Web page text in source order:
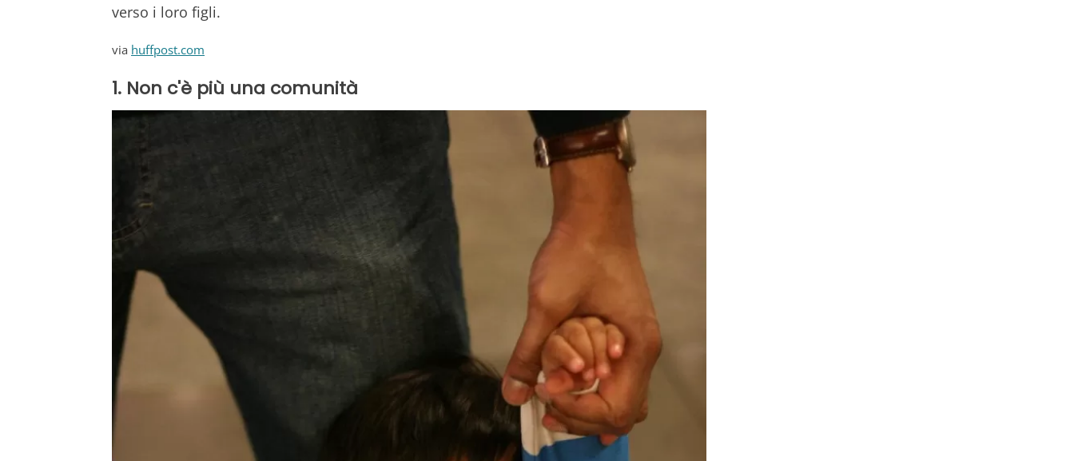
verso i loro figli.
via huffpost.com
1. Non c'è più una comunità